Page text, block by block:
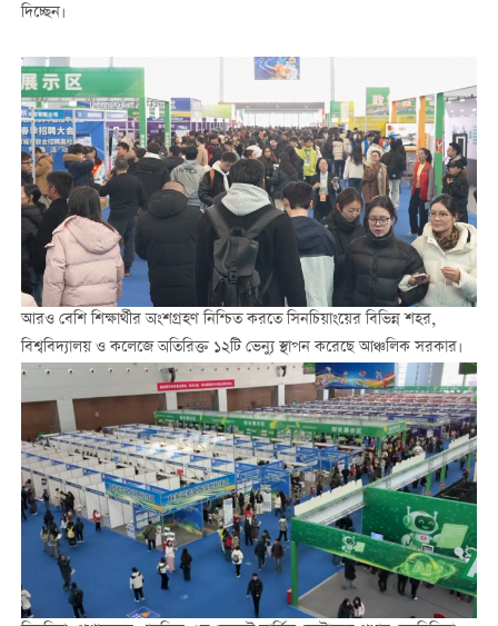
দিচ্ছেন।
আরও বেশি শিক্ষার্থীর অংশগ্রহণ নিশ্চিত করতে সিনচিয়াংয়ের বিভিন্ন শহর,
বিশ্ববিদ্যালয় ও কলেজে অতিরিক্ত ১২টি ভেন্যু স্থাপন করেছে আঞ্চলিক সরকার।